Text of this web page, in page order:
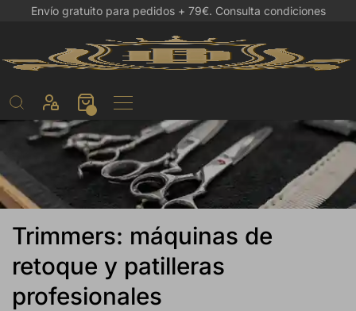
Envío gratuito para pedidos + 79€. Consulta condiciones
Trimmers: máquinas de
retoque y patilleras
profesionales